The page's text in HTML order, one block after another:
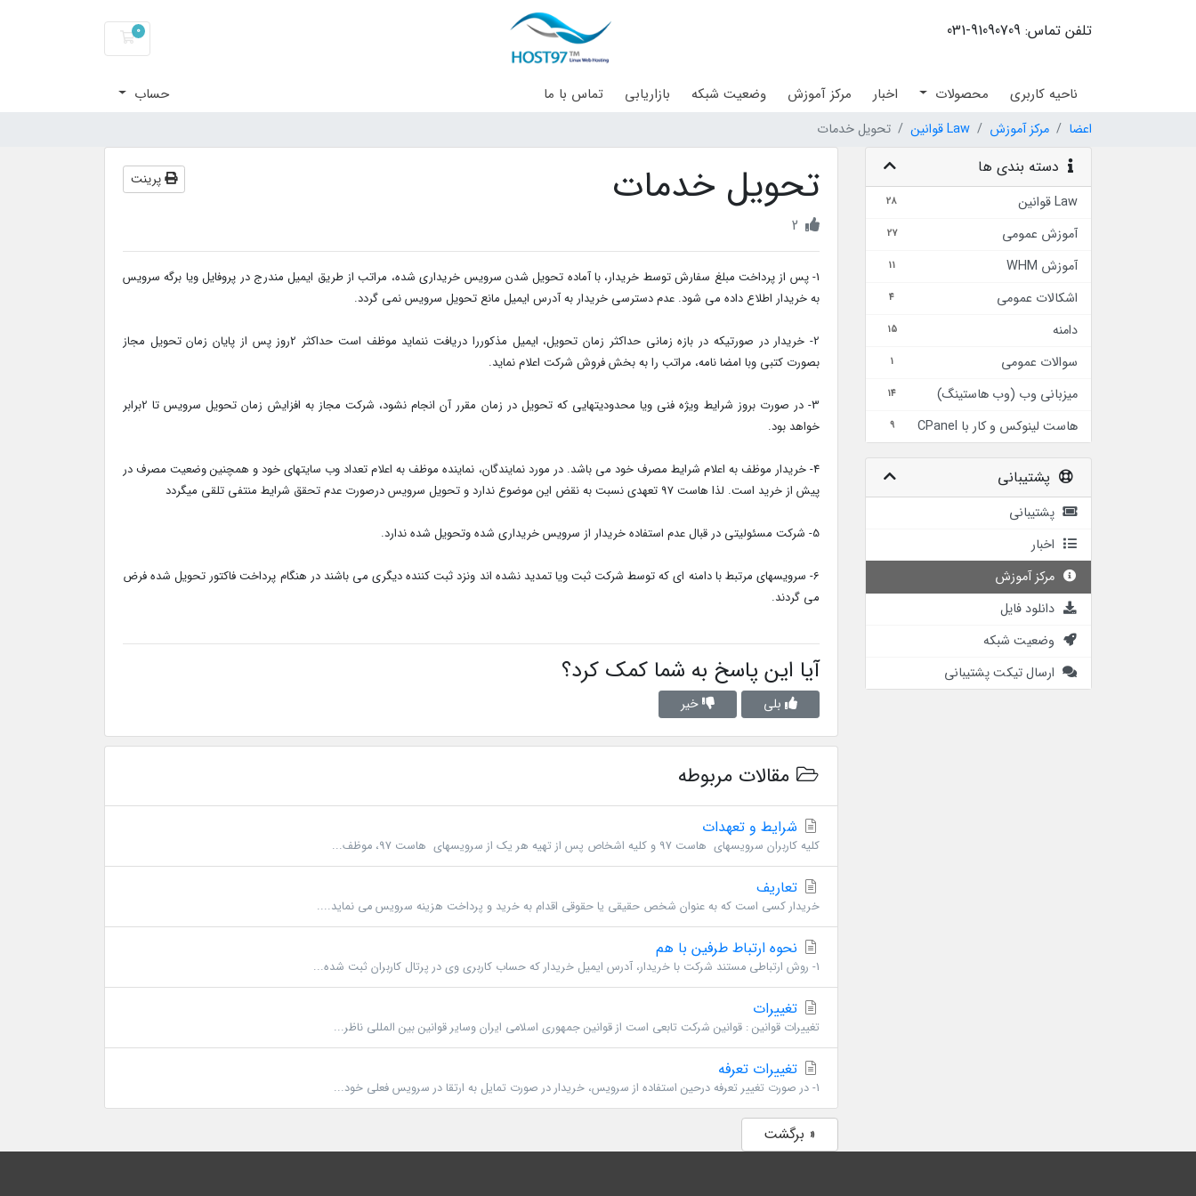
تلفن تماس: 91090709-031 0
ناحیه کاربری محصولات اخبار مرکز آموزش وضعیت شبکه بازاریابی تماس با ما حساب
اعضا مرکز آموزش Law قوانین تحویل خدمات
دسته بندی ها
28 Law قوانین
27 آموزش عمومی
11 آموزش WHM
4 اشکالات عمومی
15 دامنه
1 سوالات عمومی
14 ميزباني وب (وب هاستينگ)
9 هاست لينوكس و كار با CPanel
پشتیبانی
پشتیبانی
اخبار
مرکز آموزش
دانلود فایل
وضعیت شبکه
ارسال تیکت پشتیبانی
تحویل خدمات پرینت
2
1- پس از پرداخت مبلغ سفارش توسط خریدار، با آماده تحویل شدن سرویس خریداری شده، مراتب از طریق ایمیل مندرج در پروفایل ویا برگه سرویس
به خریدار اطلاع داده می شود. عدم دسترسی خریدار به آدرس ایمیل مانع تحویل سرویس نمی گردد.
2- خریدار در صورتیکه در بازه زمانی حداکثر زمان تحویل، ایمیل مذکوررا دریافت ننماید موظف است حداکثر 2روز پس از پایان زمان تحویل مجاز
بصورت کتبی وبا امضا نامه، مراتب را به بخش فروش شرکت اعلام نماید.
3- در صورت بروز شرایط ویژه فنی ویا محدودیتهایی که تحویل در زمان مقرر آن انجام نشود، شرکت مجاز به افزایش زمان تحویل سرویس تا 2برابر
خواهد بود.
4- خریدار موظف به اعلام شرایط مصرف خود می باشد. در مورد نمایندگان، نماینده موظف به اعلام تعداد وب سایتهای خود و همچنین وضعیت مصرف در
پیش از خرید است. لذا هاست 97 تعهدی نسبت به نقض این موضوع ندارد و تحویل سرویس درصورت عدم تحقق شرایط منتفی تلقی میگردد
5- شرکت مسئولیتی در قبال عدم استفاده خریدار از سرویس خریداری شده وتحویل شده ندارد.
6- سرویسهای مرتبط با دامنه ای که توسط شرکت ثبت ویا تمدید نشده اند ونزد ثبت کننده دیگری می باشند در هنگام پرداخت فاکتور تحویل شده فرض
می گردند.
آیا این پاسخ به شما کمک کرد؟
مقالات مربوطه
شرایط و تعهدات
کلیه کاربران سرویسهای هاست 97 و کلیه اشخاص پس از تهیه هر یک از سرویسهای هاست 97، موظف...
تعاریف
خریدار کسی است که به عنوان شخص حقیقی یا حقوقی اقدام به خرید و پرداخت هزینه سرویس می نماید....
نحوه ارتباط طرفین با هم
1- روش ارتباطی مستند شرکت با خریدار، آدرس ایمیل خریدار که حساب کاربری وی در پرتال کاربران ثبت شده...
تغییرات
تغییرات قوانین : قوانین شرکت تابعی است از قوانین جمهوری اسلامی ایران وسایر قوانین بین المللی ناظر...
تغییرات تعرفه
1- در صورت تغییر تعرفه درحین استفاده از سرویس، خریدار در صورت تمایل به ارتقا در سرویس فعلی خود...
« برگشت